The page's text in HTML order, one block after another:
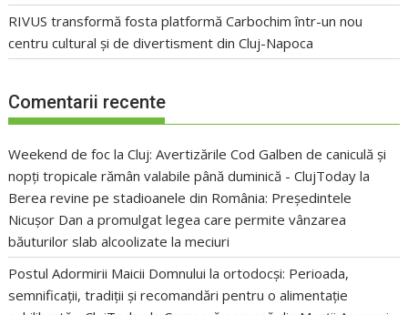
RIVUS transformă fosta platformă Carbochim într-un nou
centru cultural și de divertisment din Cluj-Napoca
Comentarii recente
Weekend de foc la Cluj: Avertizările Cod Galben de caniculă și
nopți tropicale rămân valabile până duminică - ClujToday la
Berea revine pe stadioanele din România: Președintele
Nicușor Dan a promulgat legea care permite vânzarea
băuturilor slab alcoolizate la meciuri
Postul Adormirii Maicii Domnului la ortodocși: Perioada,
semnificații, tradiții și recomandări pentru o alimentație